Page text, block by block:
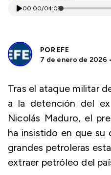
00:00/04:09
POR EFE
7 de enero de 2026
Tras el ataque militar
a la detención del
Nicolás Maduro, el
ha insistido en que su
grandes petroleras
extraer petróleo del